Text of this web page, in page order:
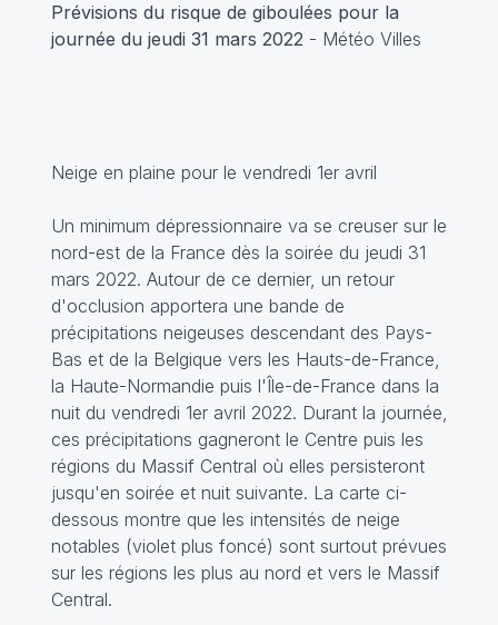
Prévisions du risque de giboulées pour la
journée du jeudi 31 mars 2022 - Météo Villes
Neige en plaine pour le vendredi 1er avril
Un minimum dépressionnaire va se creuser sur le
nord-est de la France dès la soirée du jeudi 31
mars 2022. Autour de ce dernier, un retour
d'occlusion apportera une bande de
précipitations neigeuses descendant des Pays-
Bas et de la Belgique vers les Hauts-de-France,
la Haute-Normandie puis l'Île-de-France dans la
nuit du vendredi 1er avril 2022. Durant la journée,
ces précipitations gagneront le Centre puis les
régions du Massif Central où elles persisteront
jusqu'en soirée et nuit suivante. La carte ci-
dessous montre que les intensités de neige
notables (violet plus foncé) sont surtout prévues
sur les régions les plus au nord et vers le Massif
Central.